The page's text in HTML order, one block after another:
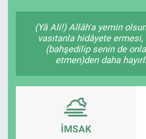
(Yâ Ali!) Allâh'a yemin
vasıtanla hidâyete
(bahşedilip senin de
etmen)den daha
İMSAK